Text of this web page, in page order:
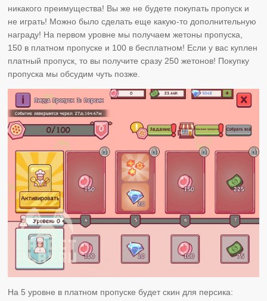
никакого преимущества! Вы же не будете покупать пропуск и
не играть! Можно было сделать еще какую-то дополнительную
награду! На первом уровне мы получаем жетоны пропуска,
150 в платном пропуске и 100 в бесплатном! Если у вас куплен
платный пропуск, то вы получите сразу 250 жетонов! Покупку
пропуска мы обсудим чуть позже.
На 5 уровне в платном пропуске будет скин для персика: